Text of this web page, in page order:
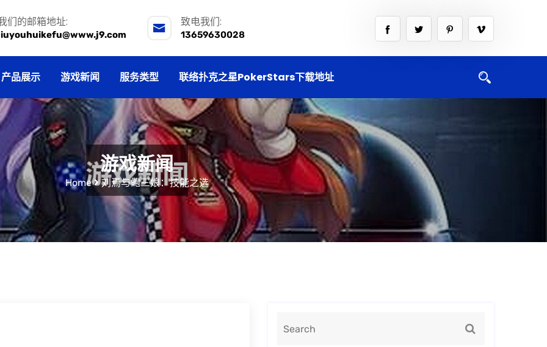
们的邮箱地址: 致电我们:
13659630028
产品展示 游戏新闻 服务类型 联络扑克之星PokerStars下载地址
游戏新闻
Home 刘焉与鲍三娘：技能之选